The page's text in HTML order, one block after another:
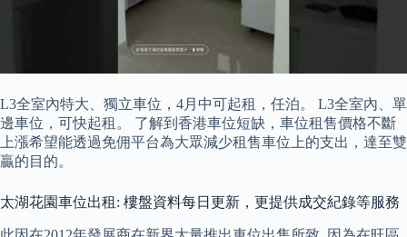
L3全室內特大、獨立車位，4月中可起租，任泊。 L3全室內、單
邊車位，可快起租。 了解到香港車位短缺，車位租售價格不斷
上漲希望能透過免佣平台為大眾減少租售車位上的支出，達至雙
贏的目的。
太湖花園車位出租: 樓盤資料每日更新，更提供成交紀錄等服務